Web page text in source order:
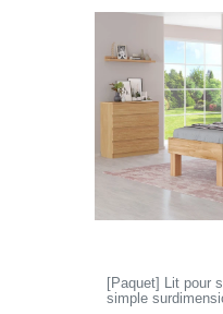
[Paquet] Lit pour
simple